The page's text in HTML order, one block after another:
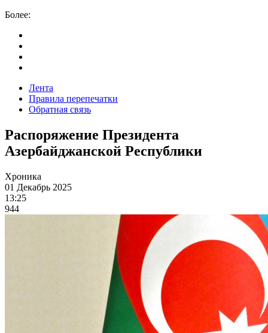
Более:
Лента
Правила перепечатки
Обратная связь
Распоряжение Президента
Азербайджанской Республики
Хроника
01 Декабрь 2025
13:25
944